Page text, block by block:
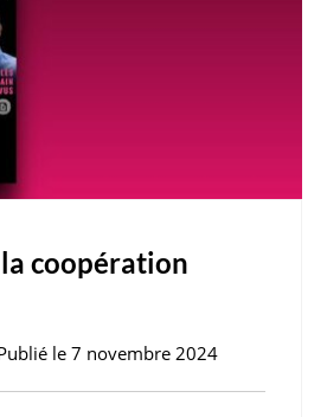
la coopération
le 7 novembre 2024